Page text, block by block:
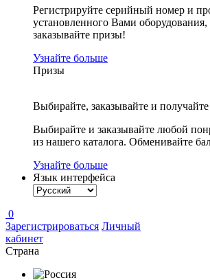
Регистрируйте серийный номер и
установленного Вами
заказывайте призы!
Узнайте больше
Призы
Выбирайте, заказывайте и
Выбирайте и заказывайте любой
из нашего каталога. Обменивайте
Узнайте больше
Язык интерфейса
0
Зарегистрироваться Личный
кабинет
Страна